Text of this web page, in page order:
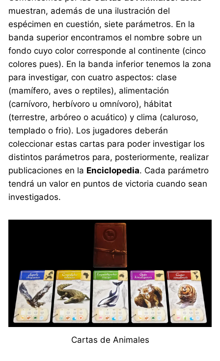
muestran, además de una ilustración del
espécimen en cuestión, siete parámetros. En la
banda superior encontramos el nombre sobre un
fondo cuyo color corresponde al continente (cinco
colores pues). En la banda inferior tenemos la zona
para investigar, con cuatro aspectos: clase
(mamífero, aves o reptiles), alimentación
(carnívoro, herbívoro u omnívoro), hábitat
(terrestre, arbóreo o acuático) y clima (caluroso,
templado o frio). Los jugadores deberán
coleccionar estas cartas para poder investigar los
distintos parámetros para, posteriormente, realizar
publicaciones en la Enciclopedia. Cada parámetro
tendrá un valor en puntos de victoria cuando sean
investigados.
Cartas de Animales